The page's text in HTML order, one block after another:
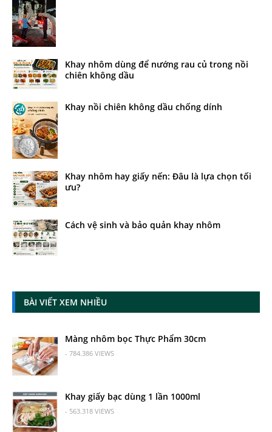
Khay nhôm dùng để nướng rau củ trong nồi
chiên không dầu
Khay nồi chiên không dầu chống dính
Khay nhôm hay giấy nến: Đâu là lựa chọn tối
ưu?
Cách vệ sinh và bảo quản khay nhôm
BÀI VIẾT XEM NHIỀU
Màng nhôm bọc Thực Phẩm 30cm
- 784.386 VIEWS
Khay giấy bạc dùng 1 lần 1000ml
- 563.318 VIEWS